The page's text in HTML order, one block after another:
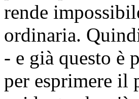
rende
ordinaria.
- e già questo è
per esprimere il